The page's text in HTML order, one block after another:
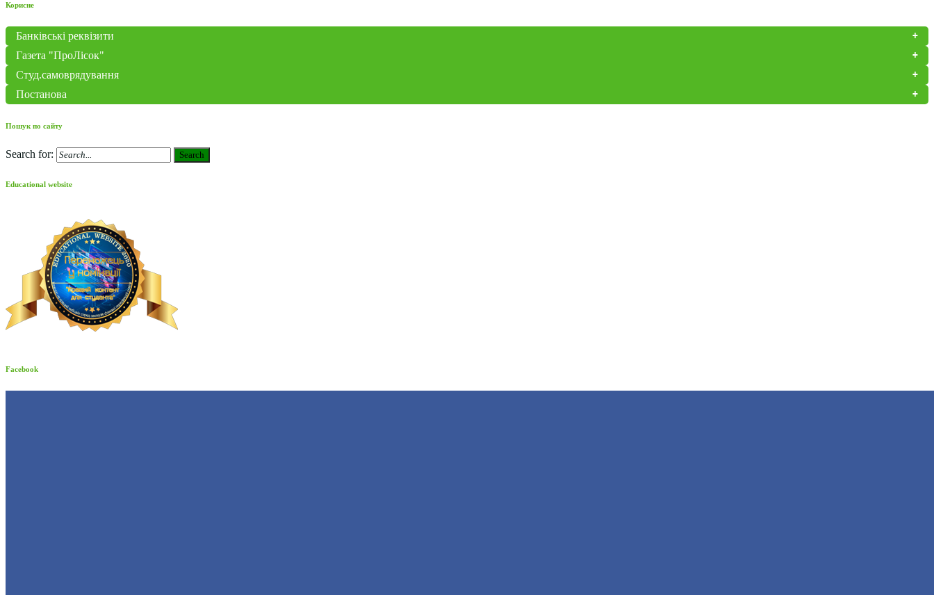
Корисне
Банківські реквізити
Газета "ПроЛісок"
Студ.самоврядування
Постанова
Пошук по сайту
Search for: Search
Educational website
Facebook